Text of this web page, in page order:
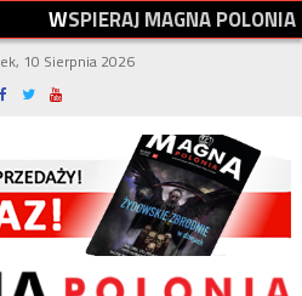
WSPIERAJMAGNAPOLONIA
10 Sierpnia 2026